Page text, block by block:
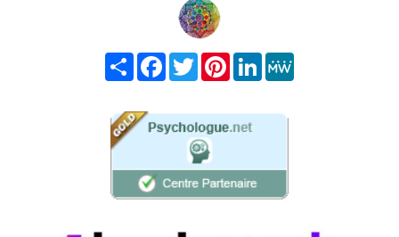
Share FacebookTwitterPinterest
LinkedIn